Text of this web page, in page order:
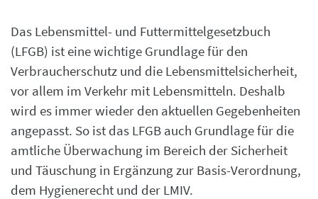
Das Lebensmittel- und Futtermittelgesetzbuch
(LFGB) ist eine wichtige Grundlage für den
Verbraucherschutz und die Lebensmittelsicherheit,
vor allem im Verkehr mit Lebensmitteln. Deshalb
wird es immer wieder den aktuellen Gegebenheiten
angepasst. So ist das LFGB auch Grundlage für die
amtliche Überwachung im Bereich der Sicherheit
und Täuschung in Ergänzung zur Basis-Verordnung,
dem Hygienerecht und der LMIV.